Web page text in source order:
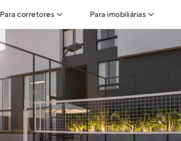
Para corretores
Leads para Corretores
Corretor+
Parcerias imobiliárias
Hub de Corretores
Para imobiliárias
Leads para
Anunciar imóveis